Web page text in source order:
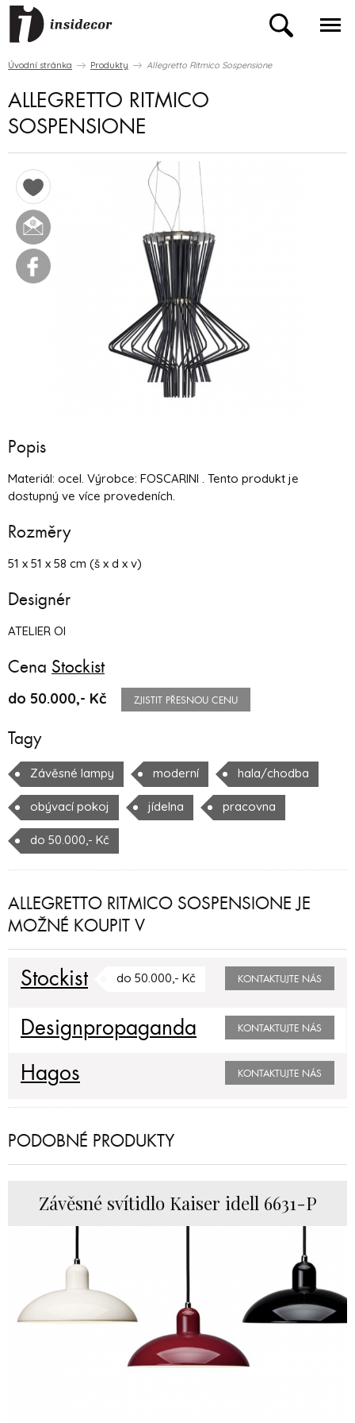
Úvodní stránka Produkty Allegretto Ritmico Sospensione
ALLEGRETTO RITMICO
SOSPENSIONE
Popis
Materiál: ocel. Výrobce: FOSCARINI . Tento produkt je
dostupný ve více provedeních.
Rozměry
51 x 51 x 58 cm (š x d x v)
Designér
ATELIER OI
Cena Stockist
do 50.000,- Kč ZJISTIT PŘESNOU CENU
Tagy
Závěsné lampy moderní hala/chodba
obývací pokoj jídelna pracovna
do 50.000,- Kč
ALLEGRETTO RITMICO SOSPENSIONE JE
MOŽNÉ KOUPIT V
Stockist KONTAKTUJTE NÁS
do 50.000,- Kč
Designpropaganda KONTAKTUJTE NÁS
Hagos KONTAKTUJTE NÁS
PODOBNÉ PRODUKTY
Závěsné svítidlo Kaiser idell 6631-P